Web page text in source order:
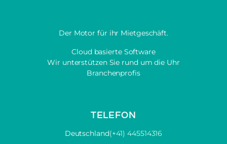
Der Motor für ihr Mietgeschäft.
Cloud basierte Software
Wir unterstützen Sie rund um die Uhr
Branchenprofis
TELEFON
Deutschland(+41) 445514316